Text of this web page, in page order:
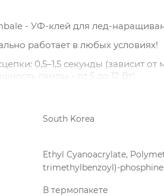
- УФ-клей для лед-
работает в любых условиях!
0,5–1,5 секунды (зависит
лампы - от 5 до 12 Вт).
Срок носки: до 9 недель!
использовать совместно с
South Korea
Ethyl Cyanoacrylate,
trimethylbenzoyl)-
В термопакете